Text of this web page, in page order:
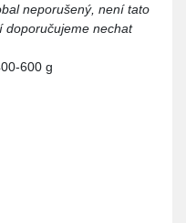
neporušený, není tato
doporučujeme nechat
600 g